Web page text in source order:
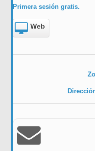
Primera sesión gratis.
Web